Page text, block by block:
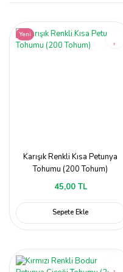
Yeni
Karışık Renkli Kısa Petunya
Tohumu (200 Tohum)
45,00 TL
Sepete Ekle